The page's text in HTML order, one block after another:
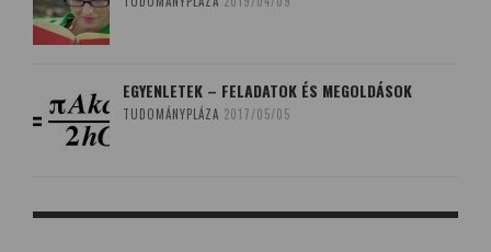
EGYENLETEK – FELADATOK ÉS MEGOLDÁSOK
TUDOMÁNYPLÁZA 2017/05/05